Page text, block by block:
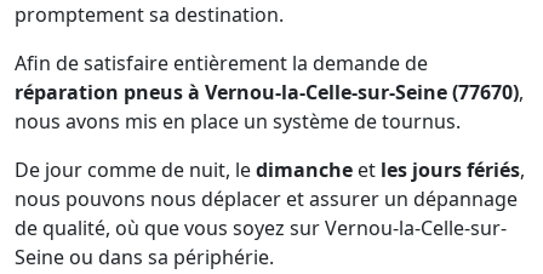
promptement sa destination.
Afin de satisfaire entièrement la demande de
réparation pneus à Vernou-la-Celle-sur-Seine (77670),
nous avons mis en place un système de tournus.
De jour comme de nuit, ledimanche et les jours fériés,
nous pouvons nous déplacer et assurer un dépannage
de qualité, où que vous soyez sur Vernou-la-Celle-sur-
Seine ou dans sa périphérie.